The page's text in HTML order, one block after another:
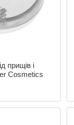
прищів і
Cosmetics